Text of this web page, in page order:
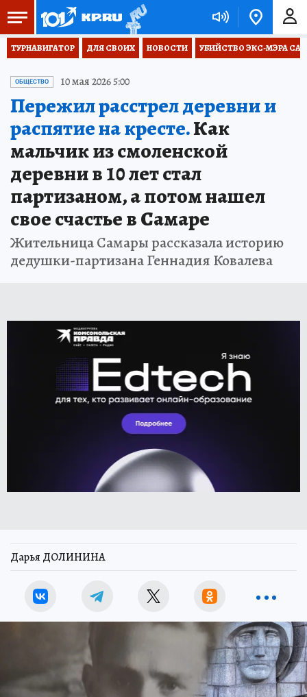
ТУРНАВИГАТОР ДЛЯ СВОИХ НОВОСТИ УБИЙСТВО ЭКС-МЭРА
ОБЩЕСТВО 10 мая 2026 5:00
Пережил расстрел деревни и
распятие на кресте.Как
мальчик из смоленской
деревни в 10 лет стал
партизаном, а потом нашел
свое счастье в Самаре
Жительница Самары рассказала историю
дедушки-партизана Геннадия Ковалева
Дарья ДОЛИНИНА